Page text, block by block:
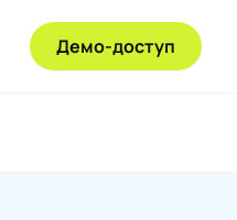
Демо-доступ